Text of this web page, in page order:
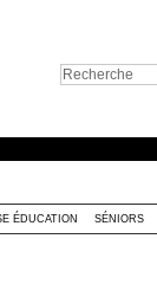
ÉDUCATION SÉNIORS